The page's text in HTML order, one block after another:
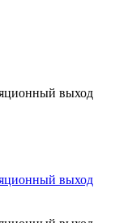
выход
выход